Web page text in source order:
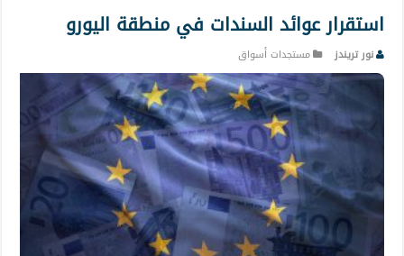
استقرار عوائد السندات في منطقة اليورو
نور تريندز مستجدات أسواق